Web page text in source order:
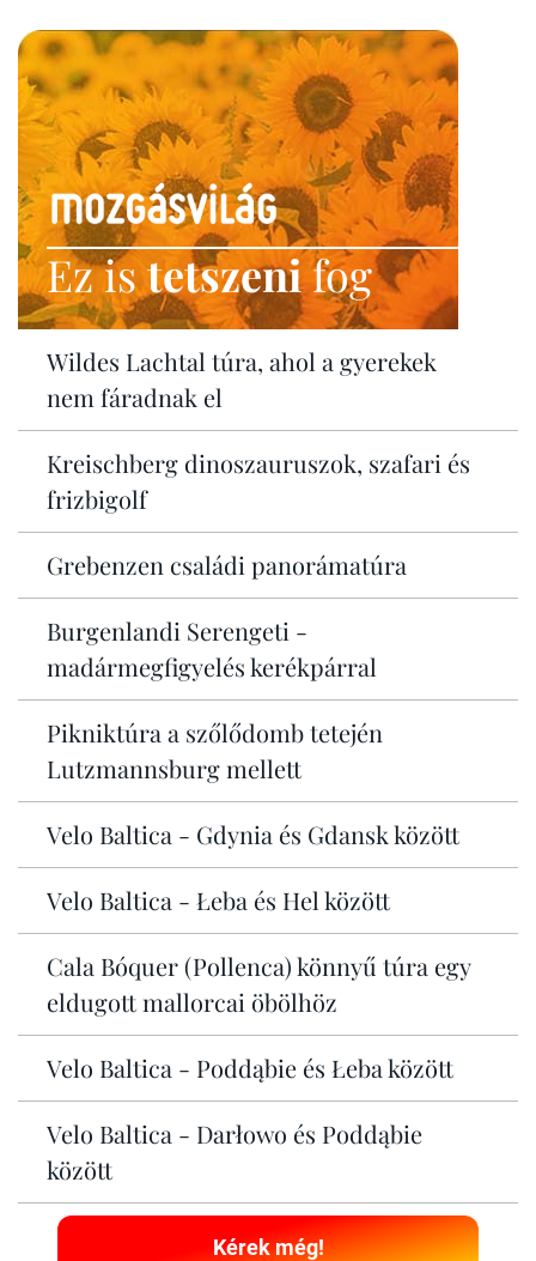
Ez istetszenifog
Wildes Lachtal túra, ahol a gyerekek
nem fáradnak el
Kreischberg dinoszauruszok, szafari és
frizbigolf
Grebenzen családi panorámatúra
Burgenlandi Serengeti -
madármegfigyelés kerékpárral
Pikniktúra a szőlődomb tetején
Lutzmannsburg mellett
Velo Baltica - Gdynia és Gdansk között
Velo Baltica - Łeba és Hel között
Cala Bóquer (Pollenca) könnyű túra egy
eldugott mallorcai öbölhöz
Velo Baltica - Poddąbie és Łeba között
Velo Baltica - Darłowo és Poddąbie
között
Kérek még!